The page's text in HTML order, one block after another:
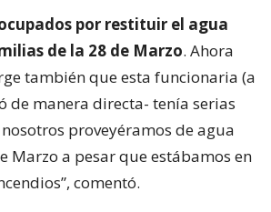
por restituir el agua
de la 28 de Marzo. Ahora
también que esta funcionaria (a
de manera directa- tenía serias
proveyéramos de agua
Marzo a pesar que estábamos en
comentó.